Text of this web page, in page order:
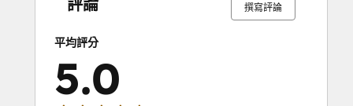
評論 撰寫評論
平均評分
5.0